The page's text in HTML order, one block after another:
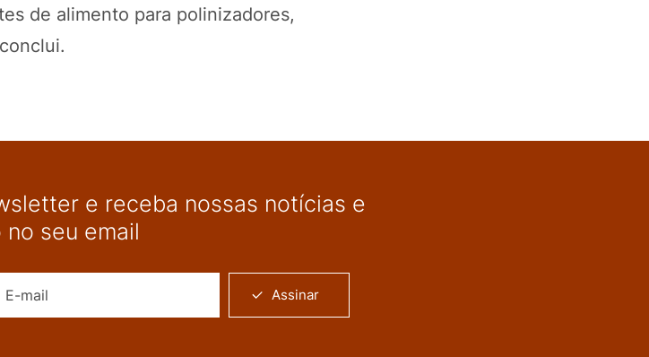
de alimento para polinizadores,
e receba nossas notícias e
seu email
Assinar